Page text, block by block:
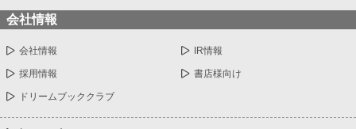
会社情報
会社情報 IR情報
採用情報 書店様向け
ドリームブッククラブ